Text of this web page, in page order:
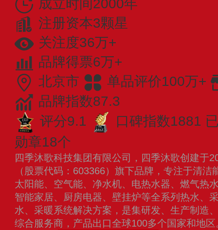
成立时间2000年
注册资本3颗星
关注度36万+
品牌得票6万+
北京市
单品评价100万+
品牌指数87.3
评分9.1
口碑指数1881
勋章18个
四季沐歌科技集团有限公司，四季沐歌创建于
（股票代码：603366）旗下品牌，专注于清
太阳能、空气能、净水机、电热水器、燃气热
智能家居、厨房电器、壁挂炉等全系列热水、
水、采暖系统解决方案，是集研发、生产制造
综合服务商，产品出口全球100多个国家和地